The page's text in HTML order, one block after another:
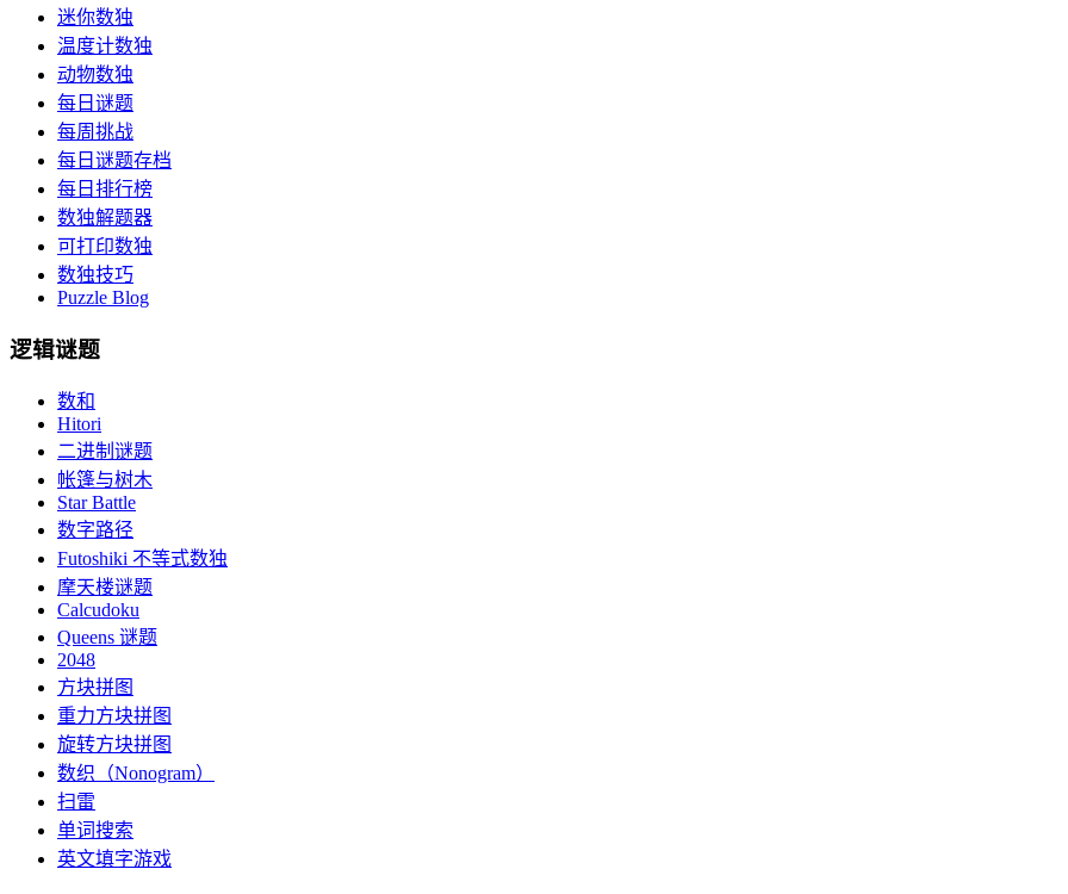
迷你数独
温度计数独
动物数独
每日谜题
每周挑战
每日谜题存档
每日排行榜
数独解题器
可打印数独
数独技巧
Puzzle Blog
逻辑谜题
数和
Hitori
二进制谜题
帐篷与树木
Star Battle
数字路径
Futoshiki 不等式数独
摩天楼谜题
Calcudoku
Queens 谜题
2048
方块拼图
重力方块拼图
旋转方块拼图
数织（Nonogram）
扫雷
单词搜索
英文填字游戏